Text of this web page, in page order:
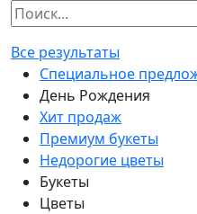
Все результаты
Специальное
День Рождения
Хит продаж
Премиум букеты
Недорогие цветы
Букеты
Цветы